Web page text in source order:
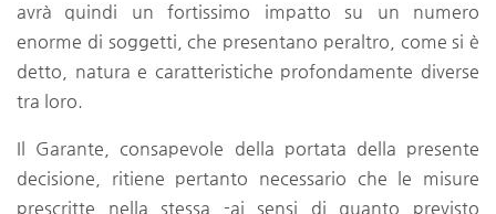
avrà quindi un fortissimo impatto su un numero
enorme di soggetti, che presentano peraltro, come si è
detto, natura e caratteristiche profondamente diverse
tra loro.
Il Garante, consapevole della portata della presente
decisione, ritiene pertanto necessario che le misure
prescritte nella stessa -ai sensi di quanto previsto